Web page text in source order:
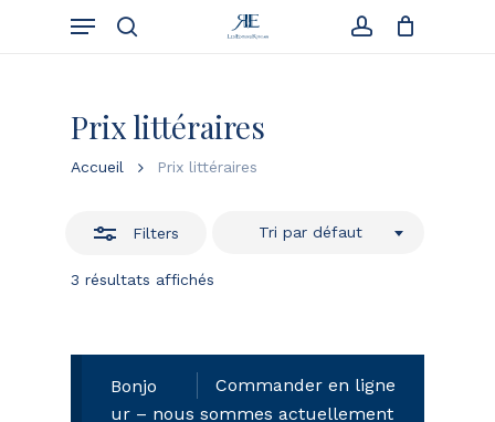
Menu
Prix littéraires
Accueil Prix littéraires
Filters
3 résultats affichés
Tri par défaut
Commander en ligne
Bonjo
ur – nous sommes actuellement